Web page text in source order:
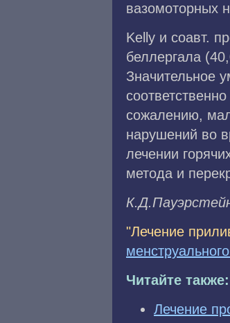
вазомоторных
Kelly и соавт.
беллергала
Значительное
сожалению,
нарушений во
лечении
метода и
"Лечение
Читайте также:
Лечение